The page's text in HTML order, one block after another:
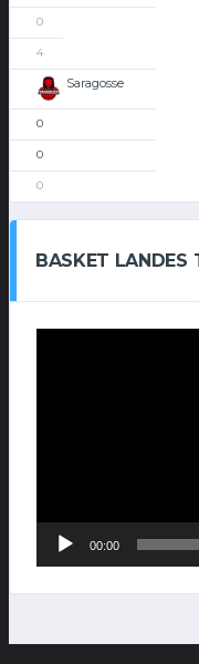
0
4
Saragosse
0
0
0
BASKET LANDES
00:00